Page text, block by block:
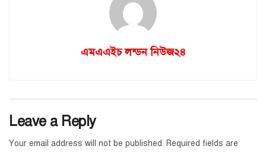
এমএএইচ লন্ডন নিউজ২৪
Leave a Reply
Your email address will not be published. Required fields are